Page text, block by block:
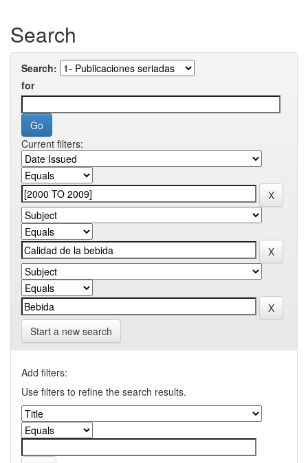
Search
Search:
for
Current filters:
Start a new search
Add filters:
Use filters to refine the search results.